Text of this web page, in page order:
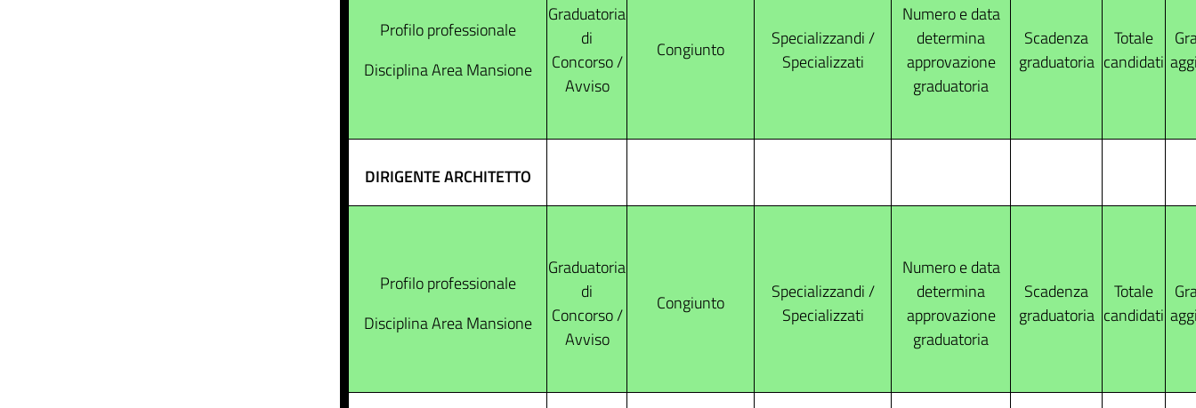
Profilo professionale
Disciplina Area Mansione
Graduatoria
di
Concorso /
Avviso
Congiunto
Specializzandi /
Specializzati
Numero e data
determina
approvazione
graduatoria
Scadenza
graduatoria
Totale
candidati
DIRIGENTE ARCHITETTO
Profilo professionale
Disciplina Area Mansione
Graduatoria
di
Concorso /
Avviso
Congiunto
Specializzandi /
Specializzati
Numero e data
determina
approvazione
graduatoria
Scadenza
graduatoria
Totale
candidati